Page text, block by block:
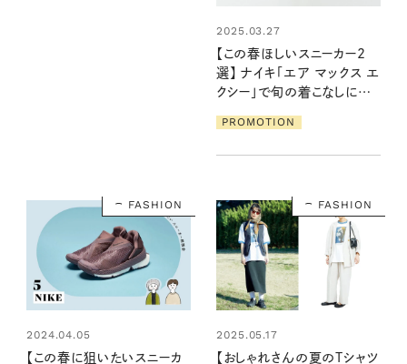
2025.03.27
【この春ほしいスニーカー2
選】 ナイキ「エア マックス エ
クシー」で旬の着こなしにア
PROMOTION
FASHION
2024.04.05
【この春に狙いたいスニーカ
FASHION
2025.05.17
【おしゃれさんの夏のTシャツ